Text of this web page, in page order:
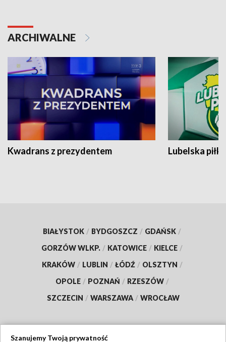
ARCHIWALNE
Kwadrans z prezydentem Lubelska piłka
BIAŁYSTOK / BYDGOSZCZ / GDAŃSK /
GORZÓW WLKP. / KATOWICE / KIELCE /
KRAKÓW / LUBLIN / ŁÓDŹ / OLSZTYN /
OPOLE / POZNAŃ / RZESZÓW /
SZCZECIN / WARSZAWA / WROCŁAW
Szanujemy Twoją prywatność